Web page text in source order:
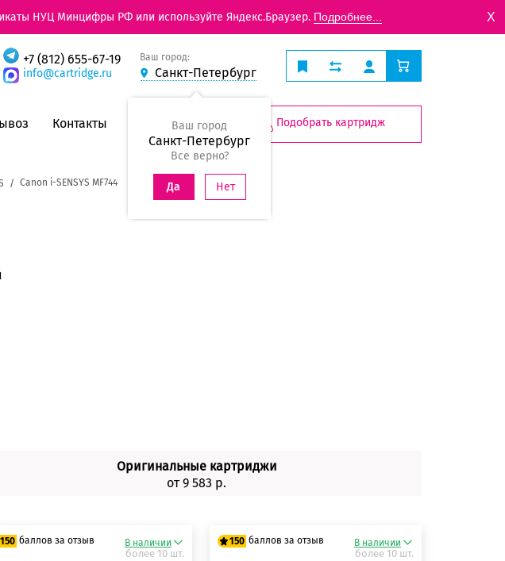
НУЦ Минцифры РФ или используйте Яндекс.Браузер. Подробнее... X
+7 (812) 655-67-19
info@cartridge.ru
Ваш город:
Санкт-Петербург
Ваш город
Санкт-Петербург
Все верно?
Да Нет
Контакты Подобрать картридж
Canon i-SENSYS MF744
Оригинальные картриджи
от 9 583 р.
150 баллов за отзыв В наличии
более 10 шт.
150 баллов за отзыв В наличии
более 10 шт.